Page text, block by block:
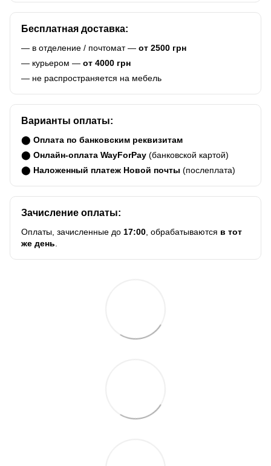
Бесплатная доставка:
— в отделение / почтомат — от 2500 грн
— курьером — от 4000 грн
— не распространяется на мебель
Варианты оплаты:
⬤ Оплата по банковским реквизитам
⬤ Онлайн-оплата WayForPay (банковской картой)
⬤ Наложенный платеж Новой почты (послеплата)
Зачисление оплаты:
Оплаты, зачисленные до 17:00 , обрабатываются в тот
же день